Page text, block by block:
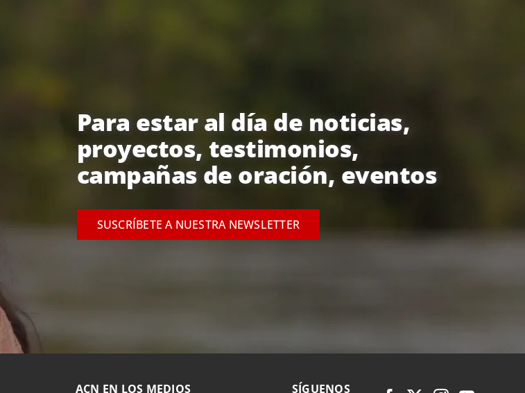
Para estar al día de noticias,
proyectos, testimonios,
campañas de oración, eventos
SUSCRÍBETE A NUESTRA NEWSLETTER
ACN EN LOS MEDIOS SÍGUENOS